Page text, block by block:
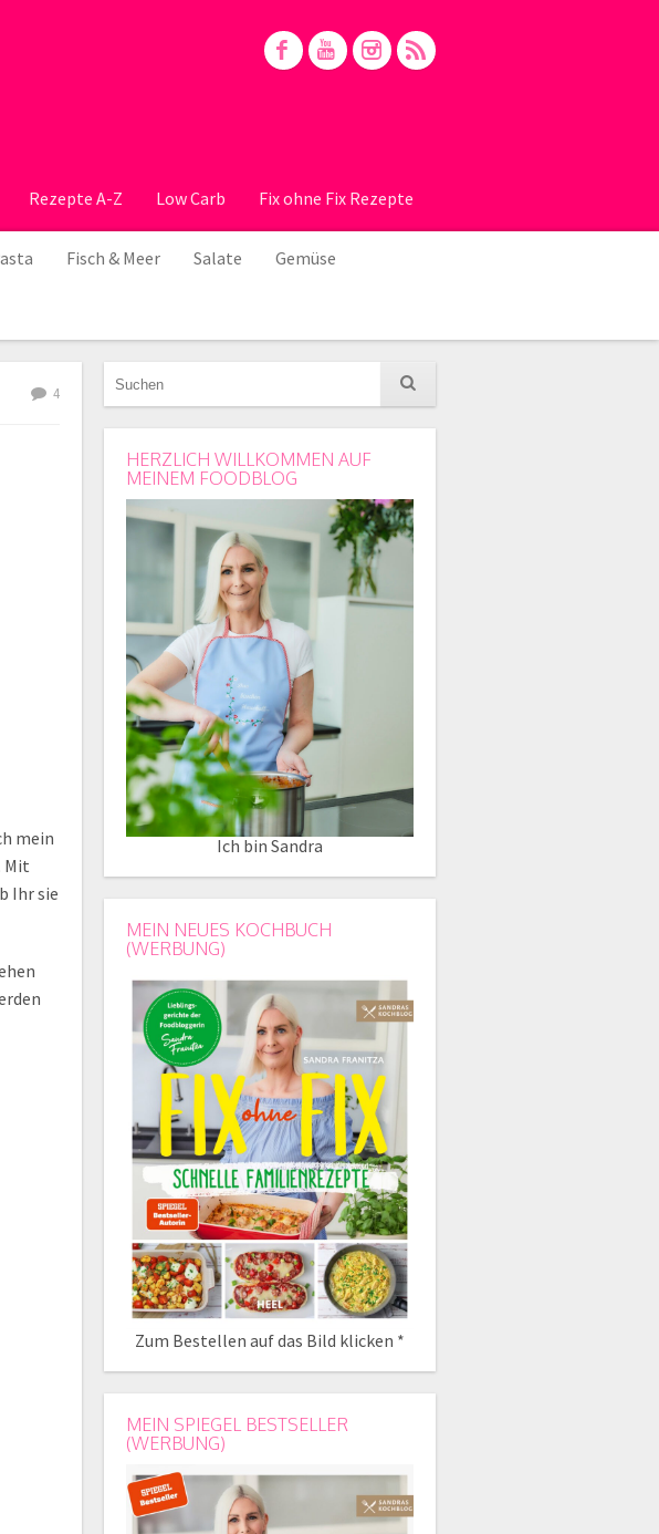
Rezepte A-Z Low Carb Fix ohne Fix Rezepte
Fisch & Meer Salate Gemüse
4
mein
Mit
Ihr sie
HERZLICH WILLKOMMEN AUF
MEINEM FOODBLOG
Ich bin Sandra
MEIN NEUES KOCHBUCH
(WERBUNG)
Zum Bestellen auf das Bild klicken *
MEIN SPIEGEL BESTSELLER
(WERBUNG)